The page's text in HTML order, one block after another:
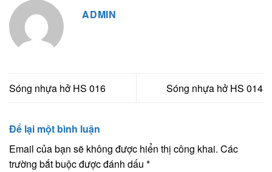
ADMIN
Sóng nhựa hở HS 016 Sóng nhựa hở HS 014
Để lại một bình luận
Email của bạn sẽ không được hiển thị công khai. Các
trường bắt buộc được đánh dấu *